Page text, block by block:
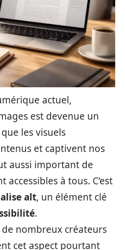
actuel,
est devenue un
les visuels
et captivent nos
aussi important de
accessibles à tous. C’est
alt, un élément clé
.
nombreux créateurs
cet aspect pourtant